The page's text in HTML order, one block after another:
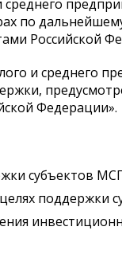
по
Российской
и среднего
Федерации».
субъектов
поддержки